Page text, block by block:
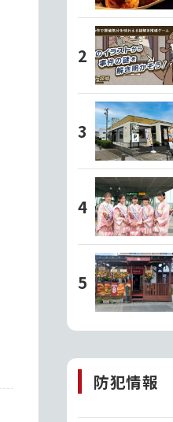
防犯情報